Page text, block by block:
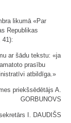
likumā «Par
Republikas
41):
ar šādu tekstu: «ja
prasību
atbildīga.»
priekšsēdētājs A.
GORBUNOVS
I. DAUDIŠS